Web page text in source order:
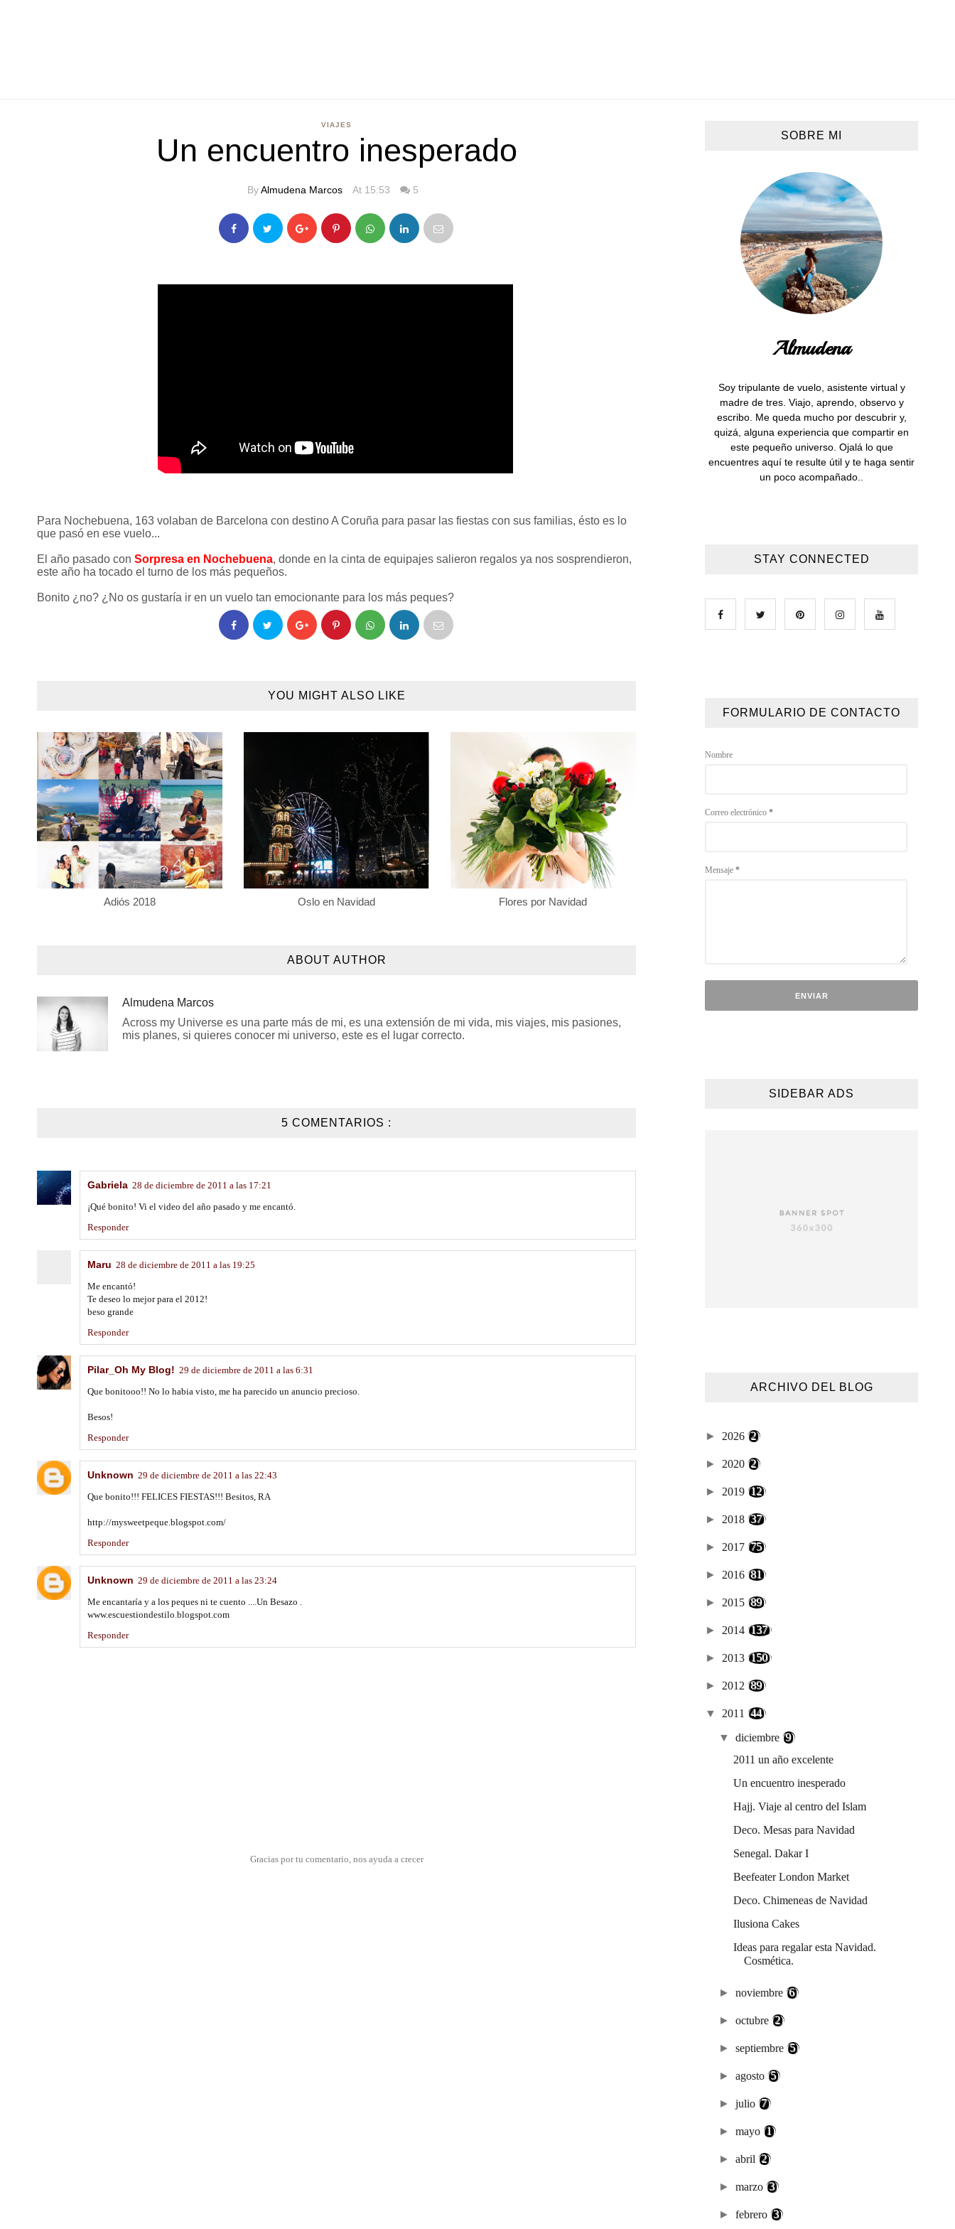
VIAJES
Un encuentro inesperado
ByAlmudena Marcos At 15:53 5
Para Nochebuena, 163 volaban de Barcelona con destino A Coruña para pasar las fiestas con sus familias, ésto es lo
que pasó en ese vuelo...
El año pasado con Sorpresa en Nochebuena, donde en la cinta de equipajes salieron regalos ya nos sosprendieron,
este año ha tocado el turno de los más pequeños.
Bonito ¿no? ¿No os gustaría ir en un vuelo tan emocionante para los más peques?
YOU MIGHT ALSO LIKE
Adiós 2018 Oslo en Navidad Flores por Navidad
ABOUT AUTHOR
Almudena Marcos
Across my Universe es una parte más de mi, es una extensión de mi vida, mis viajes, mis pasiones,
mis planes, si quieres conocer mi universo, este es el lugar correcto.
5 COMENTARIOS :
Gabriela 28 de diciembre de 2011 a las 17:21
¡Qué bonito! Vi el video del año pasado y me encantó.
Responder
Maru 28 de diciembre de 2011 a las 19:25
Me encantó!
Te deseo lo mejor para el 2012!
beso grande
Responder
Pilar_Oh My Blog! 29 de diciembre de 2011 a las 6:31
Que bonitooo!! No lo habia visto, me ha parecido un anuncio precioso.
Besos!
Responder
Unknown 29 de diciembre de 2011 a las 22:43
Que bonito!!! FELICES FIESTAS!!! Besitos, RA
http://mysweetpeque.blogspot.com/
Responder
Unknown 29 de diciembre de 2011 a las 23:24
Me encantaría y a los peques ni te cuento ....Un Besazo .
www.escuestiondestilo.blogspot.com
Responder
Gracias por tu comentario, nos ayuda a crecer
SOBRE MI
Almudena
Soy tripulante de vuelo, asistente virtual y
madre de tres. Viajo, aprendo, observo y
escribo. Me queda mucho por descubrir y,
quizá, alguna experiencia que compartir en
este pequeño universo. Ojalá lo que
encuentres aquí te resulte útil y te haga sentir
un poco acompañado..
STAY CONNECTED
FORMULARIO DE CONTACTO
Nombre
Correo electrónico *
Mensaje *
SIDEBAR ADS
ARCHIVO DEL BLOG
► 2026 (2)
► 2020 (2)
► 2019 (12)
► 2018 (37)
► 2017 (75)
► 2016 (81)
► 2015 (89)
► 2014 (137)
► 2013 (150)
► 2012 (89)
▼ 2011 (44)
▼diciembre(9)
2011 un año excelente
Un encuentro inesperado
Hajj. Viaje al centro del Islam
Deco. Mesas para Navidad
Senegal. Dakar I
Beefeater London Market
Deco. Chimeneas de Navidad
Ilusiona Cakes
Ideas para regalar esta Navidad.
Cosmética.
►noviembre(6)
►octubre(2)
►septiembre(5)
►agosto(5)
►julio(7)
►mayo(1)
►abril(2)
►marzo(3)
►febrero(3)